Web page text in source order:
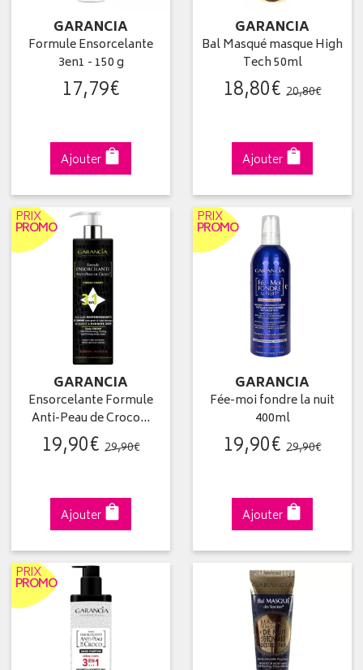
GARANCIA
Formule Ensorcelante
3en1 - 150 g
17,79€
Ajouter
GARANCIA
Bal Masqué masque High
Tech 50ml
18,80€ 20,80€
Ajouter
PRIX
PROMO
GARANCIA
Ensorcelante Formule
Anti-Peau de Croco…
19,90€ 29,90€
Ajouter
PRIX
PROMO
GARANCIA
Fée-moi fondre la nuit
400ml
19,90€ 29,90€
Ajouter
PRIX
PROMO